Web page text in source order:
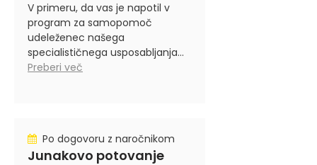
V primeru, da vas je napotil v
program za samopomoč
udeleženec našega
specialističnega usposabljanja...
Preberi več
Po dogovoru z naročnikom
Junakovo potovanje